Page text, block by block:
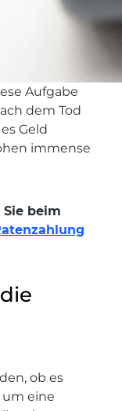
Aufgabe
dem Tod
Geld
immense
Sie beim
ob es
eine